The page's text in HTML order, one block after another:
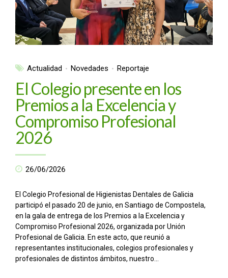
Actualidad Novedades Reportaje
El Colegio presente en los
Premios a la Excelencia y
Compromiso Profesional
2026
26/06/2026
El Colegio Profesional de Higienistas Dentales de Galicia
participó el pasado 20 de junio, en Santiago de Compostela,
en la gala de entrega de los Premios a la Excelencia y
Compromiso Profesional 2026, organizada por Unión
Profesional de Galicia. En este acto, que reunió a
representantes institucionales, colegios profesionales y
profesionales de distintos ámbitos, nuestro...